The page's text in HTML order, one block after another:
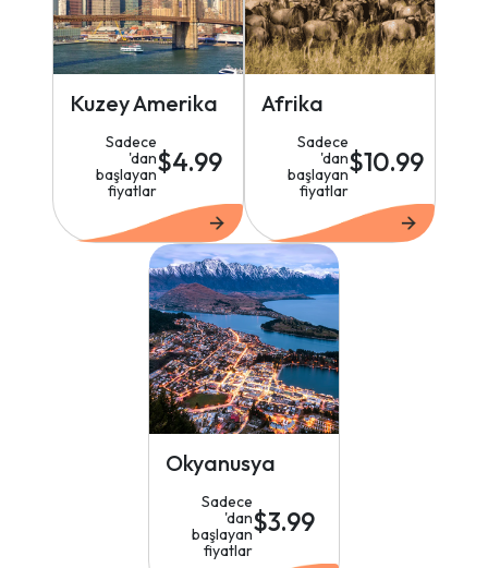
Kuzey Amerika
Sadece
'dan
başlayan
fiyatlar
$4.99
Afrika
Sadece
'dan
başlayan
fiyatlar
$10.99
Okyanusya
Sadece
'dan
başlayan
fiyatlar
$3.99